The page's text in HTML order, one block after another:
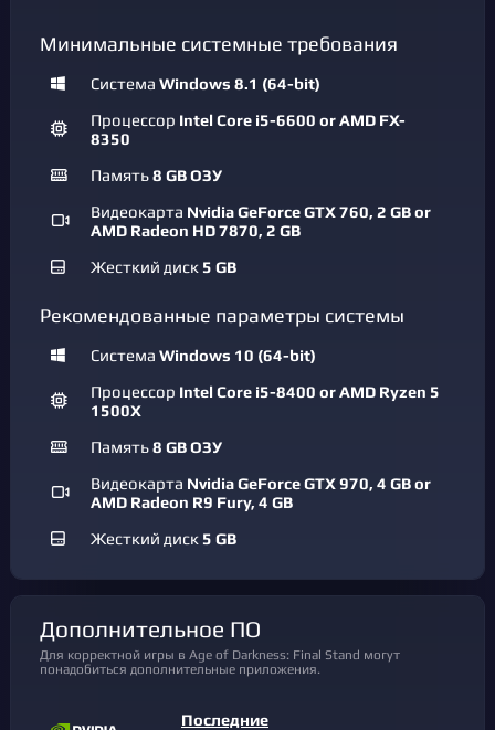
Минимальные системные требования
Система Windows 8.1 (64-bit)
Процессор Intel Core i5-6600 or AMD FX-
8350
Память8 GB ОЗУ
Видеокарта Nvidia GeForce GTX 760, 2 GB or
AMD Radeon HD 7870, 2 GB
Жесткий диск 5 GB
Рекомендованные параметры системы
Система Windows 10 (64-bit)
Процессор Intel Core i5-8400 or AMD Ryzen 5
1500X
Память8 GB ОЗУ
Видеокарта Nvidia GeForce GTX 970, 4 GB or
AMD Radeon R9 Fury, 4 GB
Жесткий диск 5 GB
Дополнительное ПО
Для корректной игры в Age of Darkness: Final Stand могут
понадобиться дополнительные приложения.
Последние